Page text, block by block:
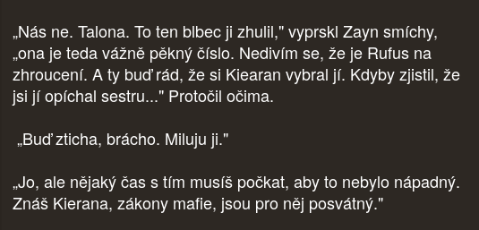
„Nás ne. Talona. To ten blbec ji zhulil," vyprskl Zayn smíchy,
„ona je teda vážně pěkný číslo. Nedivím se, že je Rufus na
zhroucení. A ty buď rád, že si Kiearan vybral jí. Kdyby zjistil, že
jsi jí opíchal sestru..." Protočil očima.
„Buď zticha, brácho. Miluju ji."
„Jo, ale nějaký čas s tím musíš počkat, aby to nebylo nápadný.
Znáš Kierana, zákony mafie, jsou pro něj posvátný."